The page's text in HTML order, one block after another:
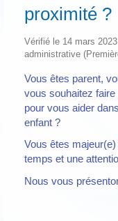
proximité ?
Vérifié le 14 mars
administrative
Vous êtes parent,
vous souhaitez faire
pour vous aider
enfant ?
Vous êtes
temps et une
Nous vous